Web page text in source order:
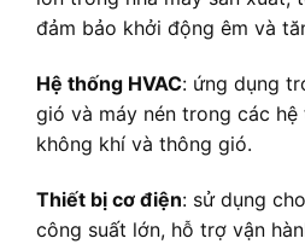
đảm bảo khởi động êm và
Hệ thống HVAC: ứng dụng
gió và máy nén trong các hệ
không khí và thông gió.
Thiết bị cơ điện: sử dụng
công suất lớn, hỗ trợ vận